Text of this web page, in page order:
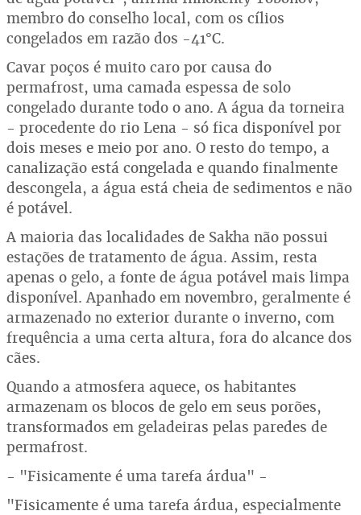
membro do conselho local, com os cílios
congelados em razão dos -41°C.
Cavar poços é muito caro por causa do
permafrost, uma camada espessa de solo
congelado durante todo o ano. A água da torneira
- procedente do rio Lena - só fica disponível por
dois meses e meio por ano. O resto do tempo, a
canalização está congelada e quando finalmente
descongela, a água está cheia de sedimentos e não
é potável.
A maioria das localidades de Sakha não possui
estações de tratamento de água. Assim, resta
apenas o gelo, a fonte de água potável mais limpa
disponível. Apanhado em novembro, geralmente é
armazenado no exterior durante o inverno, com
frequência a uma certa altura, fora do alcance dos
cães.
Quando a atmosfera aquece, os habitantes
armazenam os blocos de gelo em seus porões,
transformados em geladeiras pelas paredes de
permafrost.
- "Fisicamente é uma tarefa árdua" -
"Fisicamente é uma tarefa árdua, especialmente